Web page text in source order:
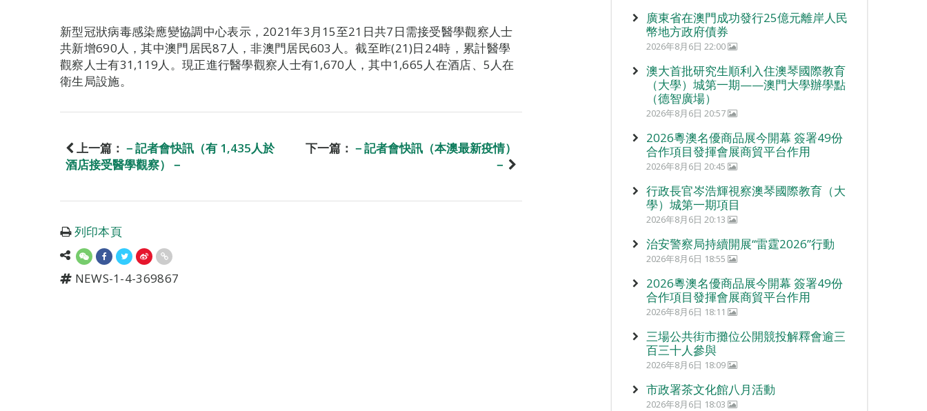
新型冠狀病毒感染應變協調中心表示，2021年3月15至21日共7日需接受醫學觀察人士
共新增690人，其中澳門居民87人，非澳門居民603人。截至昨(21)日24時，累計醫學
觀察人士有31,119人。現正進行醫學觀察人士有1,670人，其中1,665人在酒店、5人在
衛生局設施。
上一篇： －記者會快訊（有 1,435人於
酒店接受醫學觀察）－
下一篇： －記者會快訊（本澳最新疫情）
－
列印本頁
NEWS-1-4-369867
廣東省在澳門成功發行25億元離岸人民
幣地方政府債券
2026年8月6日 22:00
澳大首批研究生順利入住澳琴國際教育
（大學）城第一期——澳門大學辦學點
（德智廣場）
2026年8月6日 20:57
2026粵澳名優商品展今開幕 簽署49份
合作項目發揮會展商貿平台作用
2026年8月6日 20:45
行政長官岑浩輝視察澳琴國際教育（大
學）城第一期項目
2026年8月6日 20:13
治安警察局持續開展“雷霆2026”行動
2026年8月6日 18:55
2026粵澳名優商品展今開幕 簽署49份
合作項目發揮會展商貿平台作用
2026年8月6日 18:11
三場公共街市攤位公開競投解釋會逾三
百三十人參與
2026年8月6日 18:09
市政署茶文化館八月活動
2026年8月6日 18:03